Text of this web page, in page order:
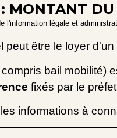
: MONTANT
l'information légale et
peut être le loyer
bail mobilité)
fixés par le
informations à